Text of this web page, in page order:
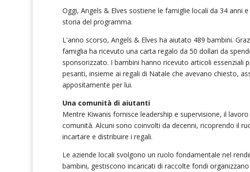
Oggi, Angels & Elves sostiene le famiglie locali da 34 anni
storia del programma.
L'anno scorso, Angels & Elves ha aiutato 489 bambini.
famiglia ha ricevuto una carta regalo da 50 dollari da
sponsorizzato. I bambini hanno ricevuto articoli essenziali
pesanti, insieme ai regali di Natale che avevano chiesto,
appositamente per lui.
Una comunità di aiutanti
Mentre Kiwanis fornisce leadership e supervisione, il
comunità. Alcuni sono coinvolti da decenni, ricoprendo il
incartare e distribuire i regali.
Le aziende locali svolgono un ruolo fondamentale nel
bambini, gestiscono incaricati di raccolte fondi